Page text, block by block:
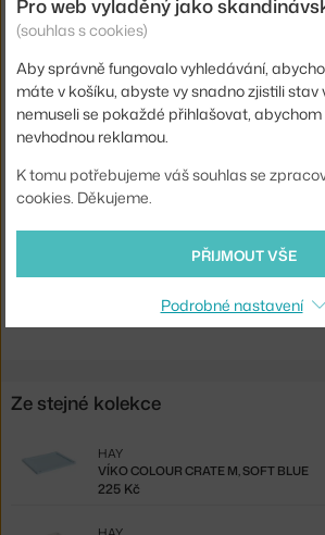
Délka:
26 cm
Šířka:
17 cm
Typ / rozměr:
Small
Barva:
světle modrá
Materiál:
recyklovaný plast
Kód produktu HAY-AB634-A601-AB84
Ste zo Slovenska? Prejdite na
Colour Crate
Shopping from the EU? Switch toColour
Ze stejné kolekce
VÍKO COLOUR CRATE M, SOFT BLUE
HAY
225 Kč
(souhlas s cookies)
Aby správně fungovalo vyhledávání,
máte v košíku, abyste vy snadno zjistili
nemuseli se pokaždé přihlašovat,
nevhodnou reklamou.
K tomu potřebujeme váš souhlas se
cookies. Děkujeme.
PŘIJMOUT VŠE
Podrobné nastavení